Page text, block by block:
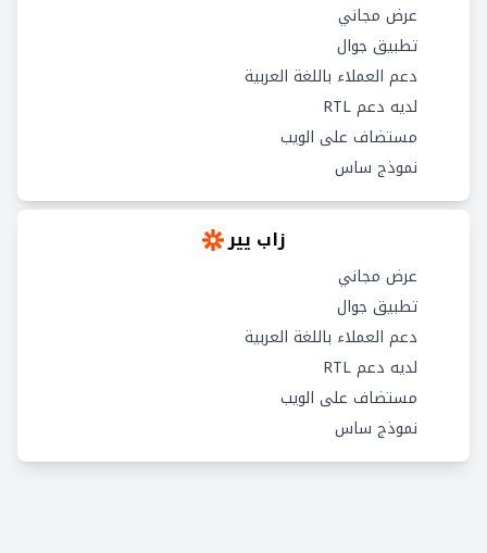
عرض مجاني
تطبيق جوال
دعم العملاء باللغة العربية
لديه دعم RTL
مستضاف على الويب
نموذج ساس
زاب يير
عرض مجاني
تطبيق جوال
دعم العملاء باللغة العربية
لديه دعم RTL
مستضاف على الويب
نموذج ساس